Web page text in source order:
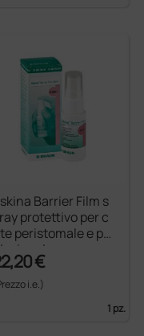
Barrier Film s
protettivo per c
peristomale e pe
€
i.e.)
1 pz.